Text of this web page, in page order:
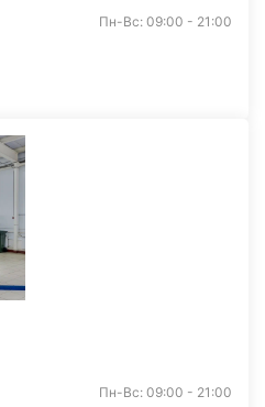
Пн-Вс: 09:00 - 21:00
Пн-Вс: 09:00 - 21:00